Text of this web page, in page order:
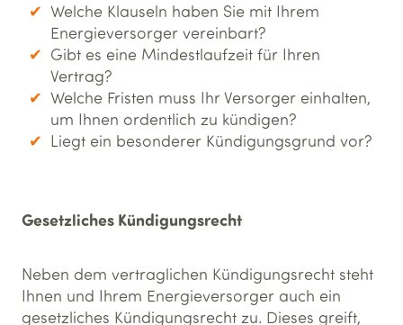
Welche Klauseln haben Sie mit Ihrem
Energieversorger vereinbart?
Gibt es eine Mindestlaufzeit für Ihren
Vertrag?
Welche Fristen muss Ihr Versorger einhalten,
um Ihnen ordentlich zu kündigen?
Liegt ein besonderer Kündigungsgrund vor?
Gesetzliches Kündigungsrecht
Neben dem vertraglichen Kündigungsrecht steht
Ihnen und Ihrem Energieversorger auch ein
gesetzliches Kündigungsrecht zu. Dieses greift,